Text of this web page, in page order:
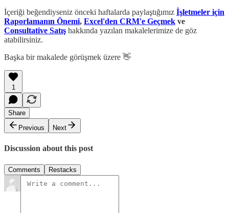
İçeriği beğendiyseniz önceki haftalarda paylaştığımız İşletmeler için
Raporlamanın Önemi, Excel'den CRM'e Geçmek ve
Consultative Satış hakkında yazılan makalelerimize de göz
atabilirsiniz.
Başka bir makalede görüşmek üzere 👋
1
Share
Previous
Next
Discussion about this post
Comments Restacks